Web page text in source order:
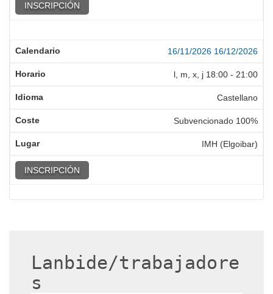
INSCRIPCIÓN
16/11/2026 16/12/2026
l, m, x, j 18:00 - 21:00
Castellano
Subvencionado 100%
IMH (Elgoibar)
INSCRIPCIÓN
Lanbide/trabajadore
s